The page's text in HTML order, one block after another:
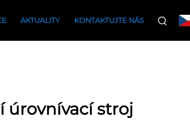
AKTUALITY KONTAKTUJTE NÁS
úrovnívací stroj